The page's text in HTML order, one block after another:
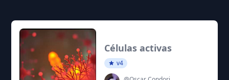
Células activas
v4